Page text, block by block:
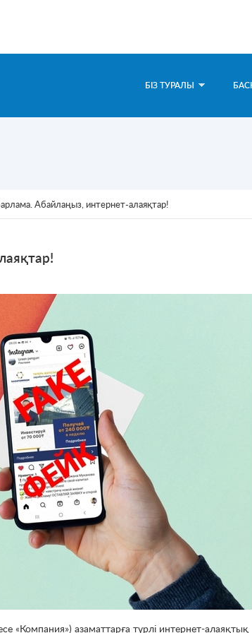
БІЗ ТУРАЛЫ
Абайлаңыз, интернет-алаяқтар!
«Компания») азаматтарға түрлі интернет-алаяқтық